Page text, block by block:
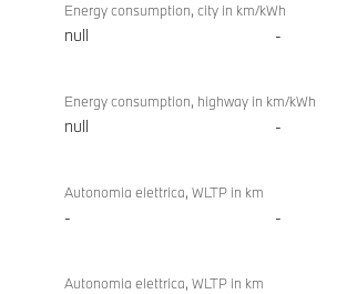
Energy consumption, city in km/kWh
null -
Energy consumption, highway in km/kWh
null -
Autonomia elettrica, WLTP in km
- -
Autonomia elettrica, WLTP in km